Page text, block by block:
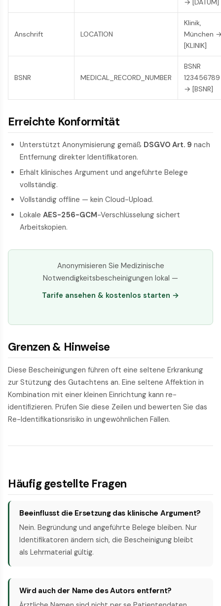
→ [DATUM]
Anschrift LOCATION
Klinik,
München
[KLINIK]
BSNR MEDICAL_RECORD_NUMBER
BSNR
123456789
→ [BSNR]
Erreichte Konformität
Unterstützt Anonymisierung gemäß DSGVO Art. 9 nach
Entfernung direkter Identifikatoren.
Erhält klinisches Argument und angeführte Belege
vollständig.
Vollständig offline — kein Cloud-Upload.
Lokale AES-256-GCM-Verschlüsselung sichert
Arbeitskopien.
Anonymisieren Sie Medizinische
Notwendigkeitsbescheinigungen lokal —
Tarife ansehen & kostenlos starten →
Grenzen & Hinweise
Diese Bescheinigungen führen oft eine seltene Erkrankung
zur Stützung des Gutachtens an. Eine seltene Affektion in
Kombination mit einer kleinen Einrichtung kann re-
identifizieren. Prüfen Sie diese Zeilen und bewerten Sie das
Re-Identifikationsrisiko in ungewöhnlichen Fällen.
Häufig gestellte Fragen
Beeinflusst die Ersetzung das klinische Argument?
Nein. Begründung und angeführte Belege bleiben. Nur
Identifikatoren ändern sich, die Bescheinigung bleibt
als Lehrmaterial gültig.
Wird auch der Name des Autors entfernt?